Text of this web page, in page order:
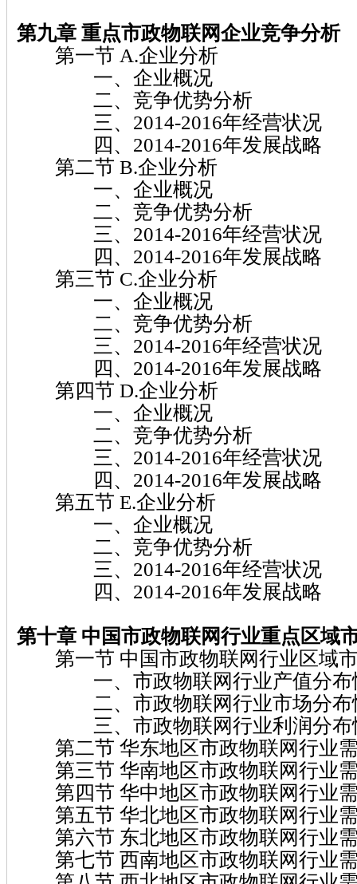
第九章 重点市政物联网企业竞争分析
第一节 A.企业分析
一、企业概况
二、竞争优势分析
三、2014-2016年经营状况
四、2014-2016年发展战略
第二节 B.企业分析
一、企业概况
二、竞争优势分析
三、2014-2016年经营状况
四、2014-2016年发展战略
第三节 C.企业分析
一、企业概况
二、竞争优势分析
三、2014-2016年经营状况
四、2014-2016年发展战略
第四节 D.企业分析
一、企业概况
二、竞争优势分析
三、2014-2016年经营状况
四、2014-2016年发展战略
第五节 E.企业分析
一、企业概况
二、竞争优势分析
三、2014-2016年经营状况
四、2014-2016年发展战略
第十章 中国市政物联网行业重点区域
第一节 中国市政物联网行业区域
一、市政物联网行业产值分布
二、市政物联网行业市场分布
三、市政物联网行业利润分布
第二节 华东地区市政物联网行业
第三节 华南地区市政物联网行业
第四节 华中地区市政物联网行业
第五节 华北地区市政物联网行业
第六节 东北地区市政物联网行业
第七节 西南地区市政物联网行业